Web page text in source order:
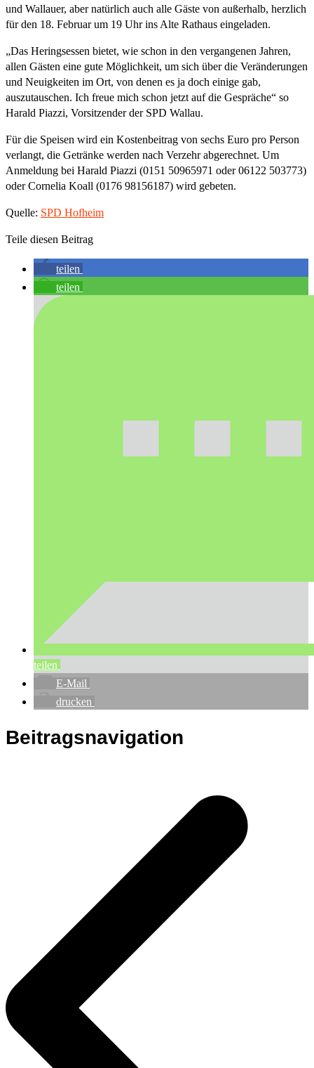
und Wallauer, aber natürlich auch alle Gäste von außerhalb, herzlich
für den 18. Februar um 19 Uhr ins Alte Rathaus eingeladen.
„Das Heringsessen bietet, wie schon in den vergangenen Jahren,
allen Gästen eine gute Möglichkeit, um sich über die Veränderungen
und Neuigkeiten im Ort, von denen es ja doch einige gab,
auszutauschen. Ich freue mich schon jetzt auf die Gespräche“ so
Harald Piazzi, Vorsitzender der SPD Wallau.
Für die Speisen wird ein Kostenbeitrag von sechs Euro pro Person
verlangt, die Getränke werden nach Verzehr abgerechnet. Um
Anmeldung bei Harald Piazzi (0151 50965971 oder 06122 503773)
oder Cornelia Koall (0176 98156187) wird gebeten.
Quelle: SPD Hofheim
Teile diesen Beitrag
teilen
teilen
teilen
E-Mail
drucken
Beitragsnavigation